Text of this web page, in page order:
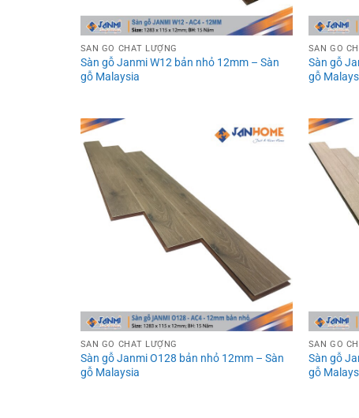
SÀN GỖ CHẤT LƯỢNG
Sàn gỗ Janmi W12 bản nhỏ 12mm – Sàn
gỗ Malaysia
SÀN GỖ
Sàn gỗ
gỗ
SÀN GỖ CHẤT LƯỢNG
Sàn gỗ Janmi O128 bản nhỏ 12mm – Sàn
gỗ Malaysia
SÀN GỖ
Sàn gỗ
gỗ